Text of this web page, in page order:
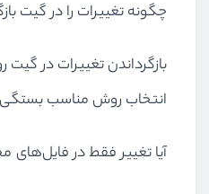
چگونه تغییرات را در گیت
بازگرداندن تغییرات در
انتخاب روش مناسب بستگی
آیا تغییر فقط در